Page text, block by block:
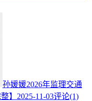
孙媛媛2026年监理交通
】 2025-11-03评论(1)